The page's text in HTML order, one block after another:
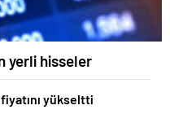
yerli hisseler
yükseltti